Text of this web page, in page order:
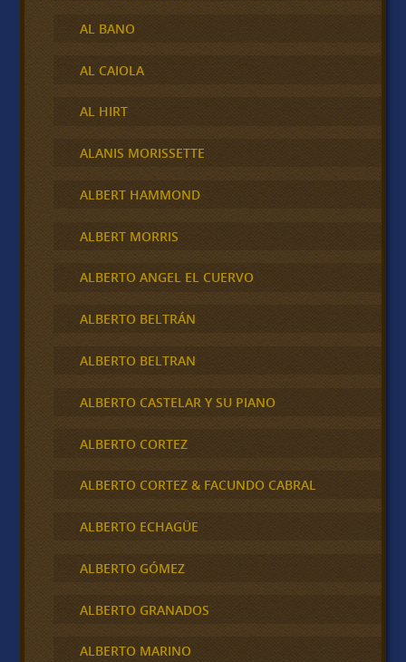
AL BANO
AL CAIOLA
AL HIRT
ALANIS MORISSETTE
ALBERT HAMMOND
ALBERT MORRIS
ALBERTO ANGEL EL CUERVO
ALBERTO BELTRÁN
ALBERTO BELTRAN
ALBERTO CASTELAR Y SU PIANO
ALBERTO CORTEZ
ALBERTO CORTEZ & FACUNDO CABRAL
ALBERTO ECHAGÜE
ALBERTO GÓMEZ
ALBERTO GRANADOS
ALBERTO MARINO